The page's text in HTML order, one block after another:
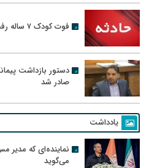
فوت کودک ۷ ساله رفسنجانی در سانحه رانندگی
دستور بازداشت
صادر شد
یادداشت
نماینده‌ای که مدیر
می‌گوید